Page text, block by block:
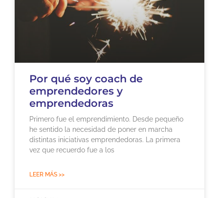
Por qué soy coach de
emprendedores y
emprendedoras
Primero fue el emprendimiento. Desde pequeño
he sentido la necesidad de poner en marcha
distintas iniciativas emprendedoras. La primera
vez que recuerdo fue a los
LEER MÁS >>